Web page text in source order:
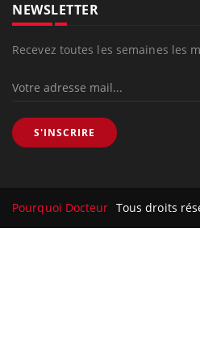
NEWSLETTER
Recevez toutes les semaines les
S'INSCRIRE
Pourquoi Docteur Tous droits